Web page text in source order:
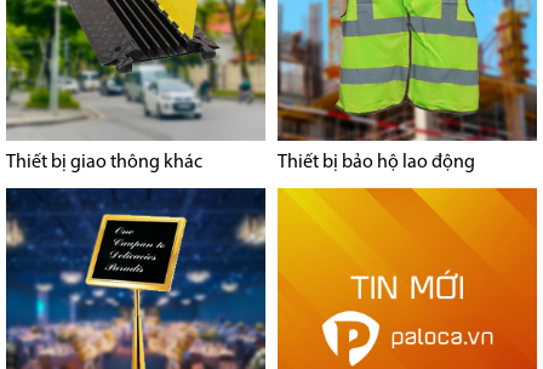
Thiết bị giao thông khác Thiết bị bảo hộ lao động